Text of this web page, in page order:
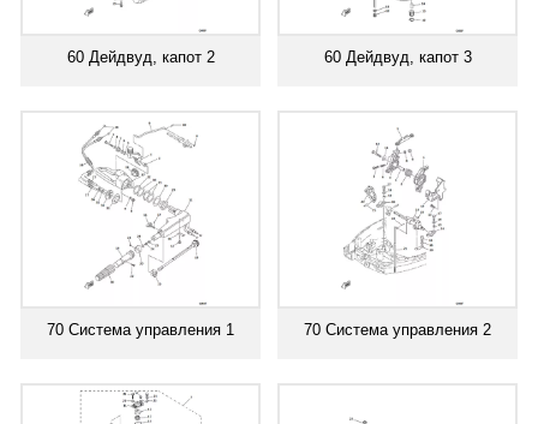
60 Дейдвуд, капот 2 60 Дейдвуд, капот 3
70 Система управления 1 70 Система управления 2